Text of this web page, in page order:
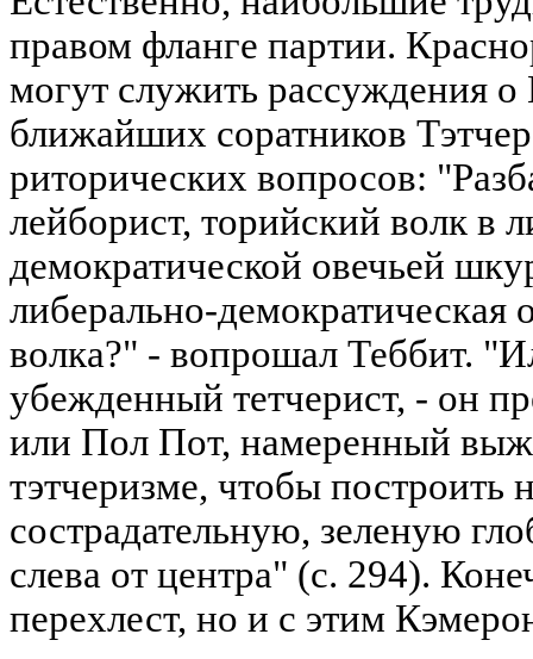
правом фланге партии.
могут служить рассуждения о
ближайших соратников
риторических вопросов:
лейборист, торийский волк в
демократической овечьей
либерально-демократическая
волка?" - вопрошал Теббит.
убежденный тетчерист, - он
или Пол Пот, намеренный
тэтчеризме, чтобы
сострадательную, зеленую
слева от центра" (с. 294).
перехлест, но и с этим